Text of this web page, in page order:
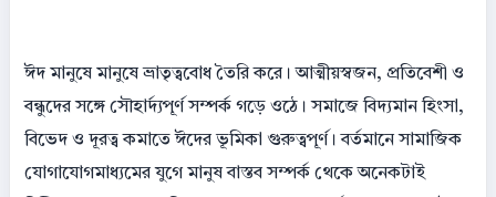
ঈদ মানুষে মানুষে ভ্রাতৃত্ববোধ তৈরি করে। আত্মীয়স্বজন, প্রতিবেশী ও
বন্ধুদের সঙ্গে সৌহার্দ্যপূর্ণ সম্পর্ক গড়ে ওঠে। সমাজে বিদ্যমান হিংসা,
বিভেদ ও দূরত্ব কমাতে ঈদের ভূমিকা গুরুত্বপূর্ণ। বর্তমানে সামাজিক
যোগাযোগমাধ্যমের যুগে মানুষ বাস্তব সম্পর্ক থেকে অনেকটাই